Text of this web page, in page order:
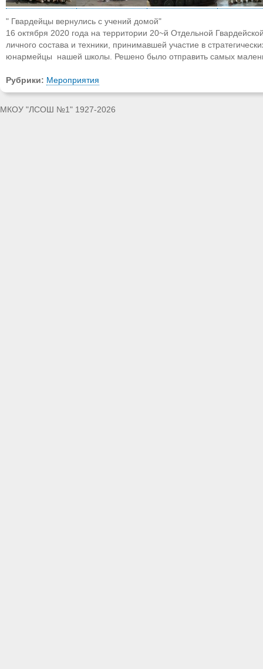
" Гвардейцы вернулись с учений домой"
16 октября 2020 года на территории 20~й Отдельной
личного состава и техники, принимавшей участие в
юнармейцы нашей школы. Решено было отправить самых
Рубрики: Мероприятия
МКОУ "ЛСОШ №1" 1927-2026